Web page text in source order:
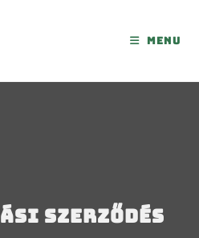
Menu
Szerződés